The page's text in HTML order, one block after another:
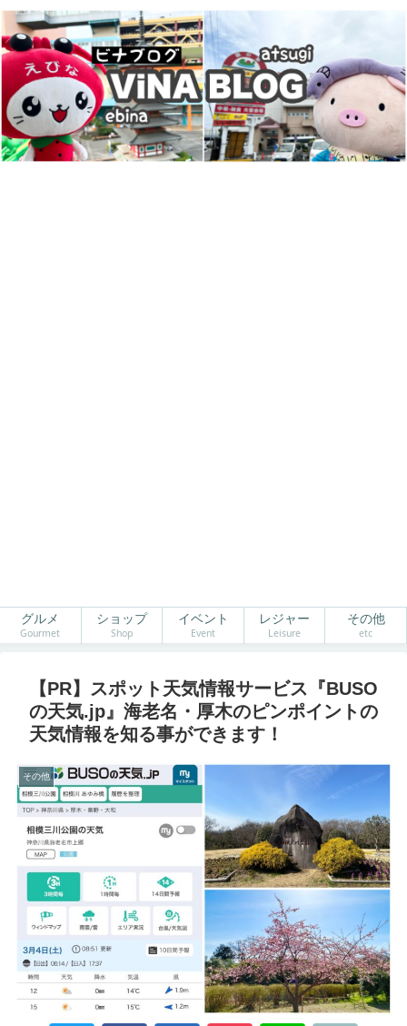
グルメ
Gourmet
ショップ
Shop
イベント
Event
レジャー
Leisure
その他
etc
【PR】スポット天気情報サービス『BUSO
の天気.jp』海老名・厚木のピンポイントの
天気情報を知る事ができます！
その他